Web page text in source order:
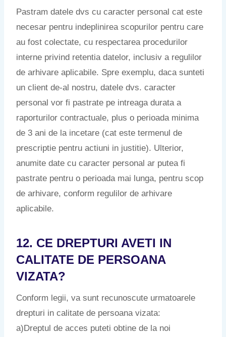
Pastram datele dvs cu caracter personal cat este
necesar pentru indeplinirea scopurilor pentru care
au fost colectate, cu respectarea procedurilor
interne privind retentia datelor, inclusiv a regulilor
de arhivare aplicabile. Spre exemplu, daca sunteti
un client de-al nostru, datele dvs. caracter
personal vor fi pastrate pe intreaga durata a
raporturilor contractuale, plus o perioada minima
de 3 ani de la incetare (cat este termenul de
prescriptie pentru actiuni in justitie). Ulterior,
anumite date cu caracter personal ar putea fi
pastrate pentru o perioada mai lunga, pentru scop
de arhivare, conform regulilor de arhivare
aplicabile.
12. CE DREPTURI AVETI IN
CALITATE DE PERSOANA
VIZATA?
Conform legii, va sunt recunoscute urmatoarele
drepturi in calitate de persoana vizata:
a)Dreptul de acces puteti obtine de la noi